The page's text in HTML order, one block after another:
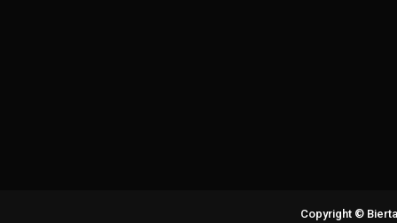
Copyright ©